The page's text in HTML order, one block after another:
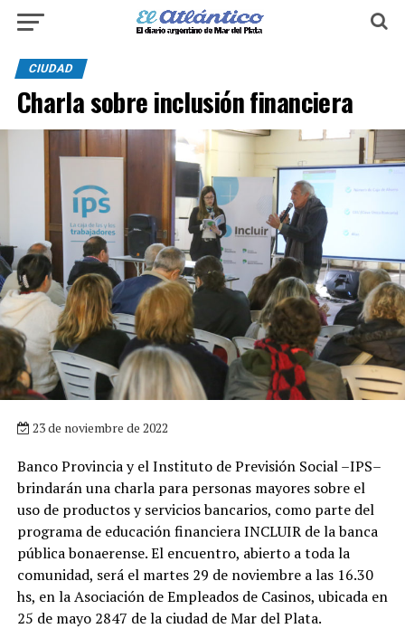
CIUDAD
Charla sobre inclusión financiera
23 de noviembre de 2022
Banco Provincia y el Instituto de Previsión Social –IPS–
brindarán una charla para personas mayores sobre el
uso de productos y servicios bancarios, como parte del
programa de educación financiera INCLUIR de la banca
pública bonaerense. El encuentro, abierto a toda la
comunidad, será el martes 29 de noviembre a las 16.30
hs, en la Asociación de Empleados de Casinos, ubicada en
25 de mayo 2847 de la ciudad de Mar del Plata.